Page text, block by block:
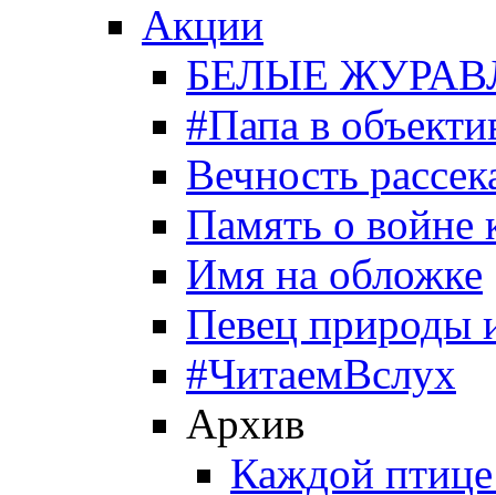
Акции
БЕЛЫЕ
#Папа в
Вечность
Память о войне
Имя на обложке
Певец природы
#ЧитаемВслух
Архив
Каждой